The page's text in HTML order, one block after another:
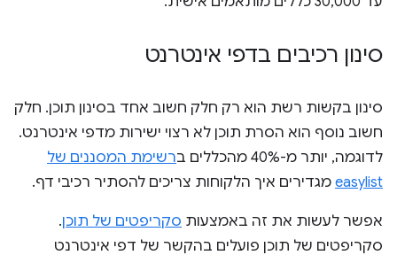
סינון רכיבים בדפי אינטרנט
סינון בקשות רשת הוא רק חלק חשוב אחד בסינון תוכן. חלק
חשוב נוסף הוא הסרת תוכן לא רצוי ישירות מדפי אינטרנט.
לדוגמה, יותר מ-40% מהכללים ב
רשימת המסננים של
easylist מגדירים איך הלקוחות צריכים להסתיר רכיבי דף.
אפשר לעשות את זה באמצעות סקריפטים של תוכן.
סקריפטים של תוכן פועלים בהקשר של דפי אינטרנט